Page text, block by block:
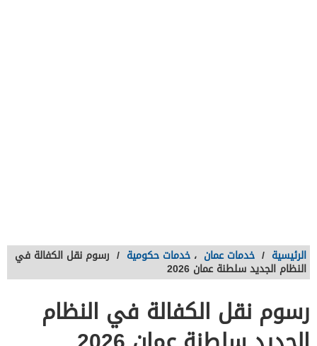
الرئيسية / خدمات عمان ، خدمات حكومية / رسوم نقل الكفالة في
النظام الجديد سلطنة عمان 2026
رسوم نقل الكفالة في النظام